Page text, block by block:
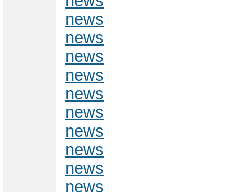
news
news
news
news
news
news
news
news
news
news